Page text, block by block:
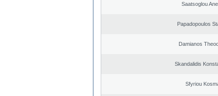
Saatsoglou
Papadopoulos
Damianos
Skandalidis
Sfyriou